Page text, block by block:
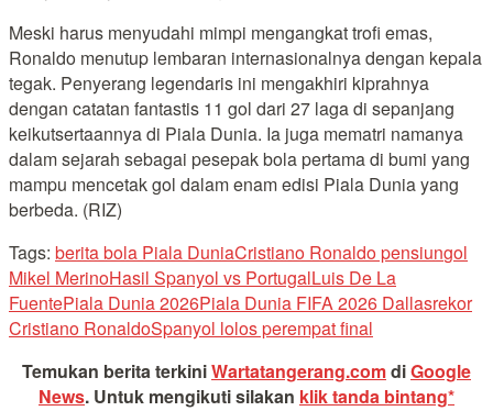
Meski harus menyudahi mimpi mengangkat trofi emas,
Ronaldo menutup lembaran internasionalnya dengan kepala
tegak. Penyerang legendaris ini mengakhiri kiprahnya
dengan catatan fantastis 11 gol dari 27 laga di sepanjang
keikutsertaannya di Piala Dunia. Ia juga mematri namanya
dalam sejarah sebagai pesepak bola pertama di bumi yang
mampu mencetak gol dalam enam edisi Piala Dunia yang
berbeda. (RIZ)
Tags: berita bola Piala DuniaCristiano Ronaldo pensiungol
Mikel MerinoHasil Spanyol vs PortugalLuis De La
FuentePiala Dunia 2026Piala Dunia FIFA 2026 Dallasrekor
Cristiano RonaldoSpanyol lolos perempat final
Temukan berita terkiniWartatangerang.comdiGoogle
News. Untuk mengikuti silakan klik tanda bintang*